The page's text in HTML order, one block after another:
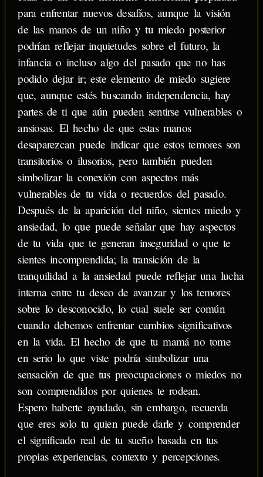
para enfrentar nuevos desafíos, aunque la visión
de las manos de un niño y tu miedo posterior
podrían reflejar inquietudes sobre el futuro, la
infancia o incluso algo del pasado que no has
podido dejar ir; este elemento de miedo sugiere
que, aunque estés buscando independencia, hay
partes de ti que aún pueden sentirse vulnerables o
ansiosas. El hecho de que estas manos
desaparezcan puede indicar que estos temores son
transitorios o ilusorios, pero también pueden
simbolizar la conexión con aspectos más
vulnerables de tu vida o recuerdos del pasado.
Después de la aparición del niño, sientes miedo y
ansiedad, lo que puede señalar que hay aspectos
de tu vida que te generan inseguridad o que te
sientes incomprendida; la transición de la
tranquilidad a la ansiedad puede reflejar una lucha
interna entre tu deseo de avanzar y los temores
sobre lo desconocido, lo cual suele ser común
cuando debemos enfrentar cambios significativos
en la vida. El hecho de que tu mamá no tome
en serio lo que viste podría simbolizar una
sensación de que tus preocupaciones o miedos no
son comprendidos por quienes te rodean.
Espero haberte ayudado, sin embargo, recuerda
que eres solo tu quien puede darle y comprender
el significado real de tu sueño basada en tus
propias experiencias, contexto y percepciones.